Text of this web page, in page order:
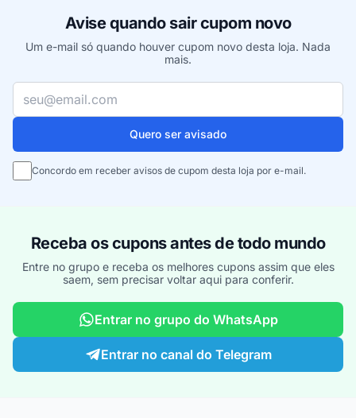
Avise quando sair cupom novo
Um e-mail só quando houver cupom novo desta loja. Nada
mais.
Seu e-mail
Quero ser avisado
Concordo em receber avisos de cupom desta loja por e-mail.
Receba os cupons antes de todo mundo
Entre no grupo e receba os melhores cupons assim que eles
saem, sem precisar voltar aqui para conferir.
Entrar no grupo do WhatsApp
Entrar no canal do Telegram